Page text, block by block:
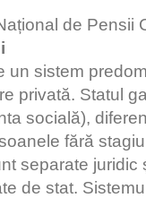
de Pensii
un sistem
privată. Statul
socială),
fără
separate juridic
de stat.